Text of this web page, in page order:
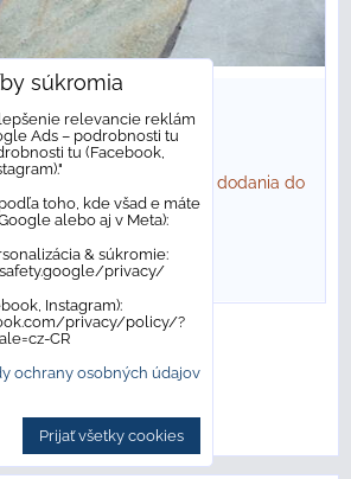
/ m²
Bežný termín dodania do
KOŠÍKA
súkromia
relevancie reklám
Ads – podrobnosti tu
tu (Facebook,
toho, kde všad e máte
alebo aj v Meta):
& súkromie:
privacy/
Instagram):
privacy/policy/?
CR
ochrany osobných údajov
Prijať všetky cookies